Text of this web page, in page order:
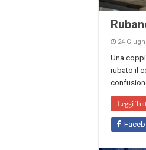
24
Una
rubato il
Leggi